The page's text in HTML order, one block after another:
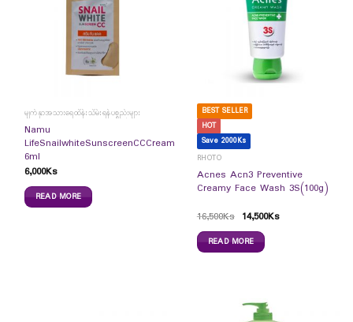
မျက်နှာအသားရေထိန်းသိမ်းရန်ပစ္စည်းများ
Namu
LifeSnailwhiteSunscreenCCCream
6ml
6,000Ks
READ MORE
BEST SELLER
HOT
Save 2000Ks
RHOTO
Acnes Acn3 Preventive
Creamy Face Wash 3S(100g)
16,500Ks 14,500Ks
READ MORE